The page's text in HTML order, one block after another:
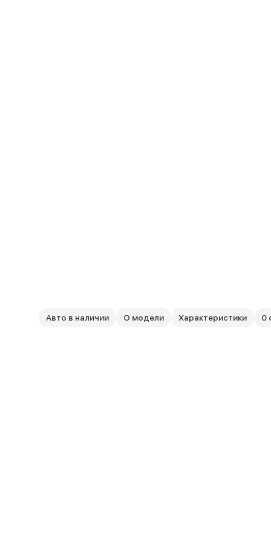
Авто в наличии О модели Характеристики 0